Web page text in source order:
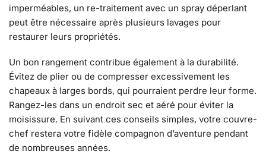
imperméables, un re-traitement avec un spray déperlant
peut être nécessaire après plusieurs lavages pour
restaurer leurs propriétés.
Un bon rangement contribue également à la durabilité.
Évitez de plier ou de compresser excessivement les
chapeaux à larges bords, qui pourraient perdre leur forme.
Rangez-les dans un endroit sec et aéré pour éviter la
moisissure. En suivant ces conseils simples, votre couvre-
chef restera votre fidèle compagnon d’aventure pendant
de nombreuses années.